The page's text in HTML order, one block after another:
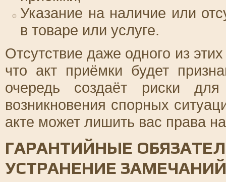
Указание на наличие или
в товаре или услуге.
Отсутствие даже одного из
что акт приёмки будет
очередь создаёт риски
возникновения спорных
акте может лишить вас права
ГАРАНТИЙНЫЕ
УСТРАНЕНИЕ ЗАМЕЧАНИЙ